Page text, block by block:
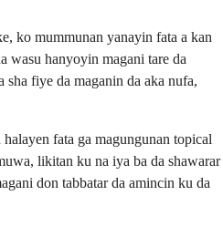
ko mummunan yanayin fata a kan
wasu hanyoyin magani tare da
sha fiye da maganin da aka nufa,
fata ga magungunan topical
likitan ku na iya ba da shawarar
don tabbatar da amincin ku da